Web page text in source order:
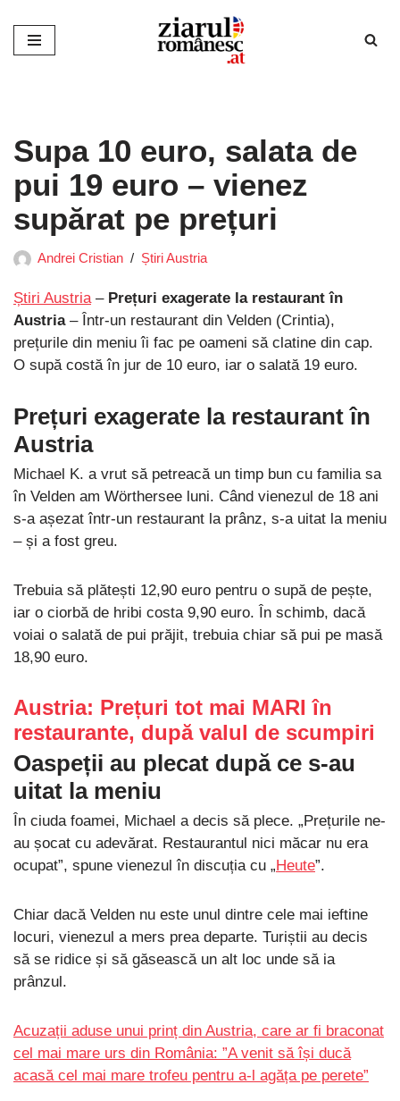
Sari
Supa 10 euro, salata de
pui 19 euro – vienez
supărat pe prețuri
Andrei Cristian Știri Austria
Știri Austria– Prețuri exagerate la restaurant în
Austria– Într-un restaurant din Velden (Crintia),
prețurile din meniu îi fac pe oameni să clatine din cap.
O supă costă în jur de 10 euro, iar o salată 19 euro.
Prețuri exagerate la restaurant în
Austria
Michael K. a vrut să petreacă un timp bun cu familia sa
în Velden am Wörthersee luni. Când vienezul de 18 ani
s-a așezat într-un restaurant la prânz, s-a uitat la meniu
– și a fost greu.
Trebuia să plătești 12,90 euro pentru o supă de pește,
iar o ciorbă de hribi costa 9,90 euro. În schimb, dacă
voiai o salată de pui prăjit, trebuia chiar să pui pe masă
18,90 euro.
Austria: Prețuri tot mai MARI în
restaurante, după valul de scumpiri
Oaspeții au plecat după ce s-au
uitat la meniu
În ciuda foamei, Michael a decis să plece. „Prețurile ne-
au șocat cu adevărat. Restaurantul nici măcar nu era
ocupat”, spune vienezul în discuția cu „Heute”.
Chiar dacă Velden nu este unul dintre cele mai ieftine
locuri, vienezul a mers prea departe. Turiștii au decis
să se ridice și să găsească un alt loc unde să ia
prânzul.
Acuzații aduse unui prinț din Austria, care ar fi braconat
cel mai mare urs din România: ”A venit să își ducă
acasă cel mai mare trofeu pentru a-l agăța pe perete”